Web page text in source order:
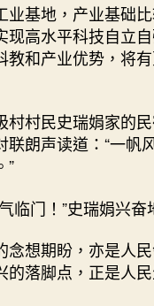
业基地，产业基础
现高水平科技自立
教和产业优势，将
村村民史瑞娟家的
联朗声读道：“一帆
”
临门！”史瑞娟兴奋
念想期盼，亦是人
的落脚点，正是人